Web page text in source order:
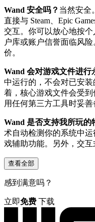
Wand 安全吗？ 当然安全
直接与 Steam、Epic
交互。你可以放心地按
户库或账户信誉面临风
价。
Wand 会对游戏文件进行
中运行的，不会对已安
着，核心游戏文件会受
用任何第三方工具时妥
Wand 是否支持我所玩的
术自动检测你的系统中
戏辅助功能。另外，交互
查看全部
感到满意吗？
立即免费 下载